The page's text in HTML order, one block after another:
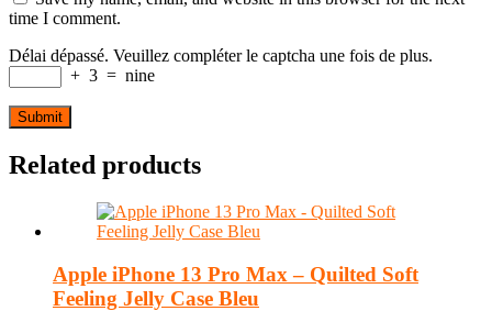
time I comment.
Délai dépassé. Veuillez compléter le captcha une fois de plus.
+ 3 = nine
Related products
Apple iPhone 13 Pro Max – Quilted Soft
Feeling Jelly Case Bleu